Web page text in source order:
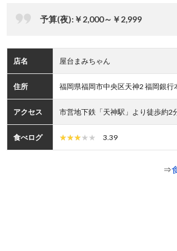
予算(夜):￥2,000～￥2,999
店名 屋台まみちゃん
住所 福岡県福岡市中央区天神2 福岡銀行
アクセス 市営地下鉄「天神駅」より徒歩約2
食べログ 3.39
⇒